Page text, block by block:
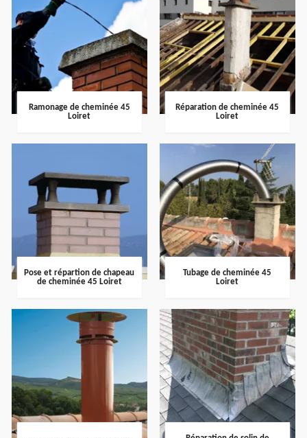
Ramonage de cheminée 45
Loiret
Réparation de cheminée 45
Loiret
Pose et répartion de chapeau
de cheminée 45 Loiret
Tubage de cheminée 45
Loiret